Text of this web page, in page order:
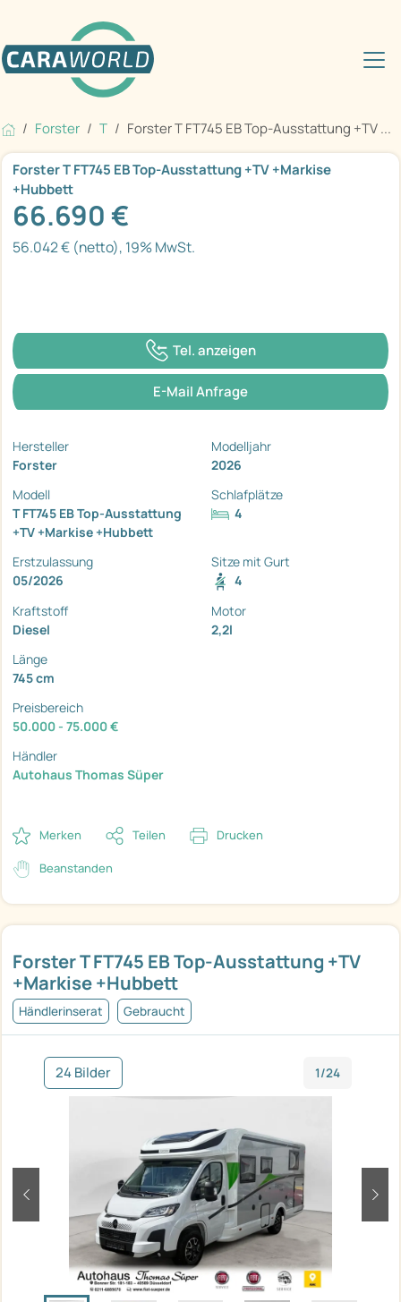
Forster T Forster T FT745 EB Top-Ausstattung +TV ...
Forster T FT745 EB Top-Ausstattung +TV
+Markise +Hubbett
Händlerinserat Gebraucht
24 Bilder 1/24
zurück
Forster T FT745 EB Top-Ausstattung +TV +Markise
+Hubbett
66.690 €
56.042 € (netto), 19% MwSt.
Tel. anzeigen
E-Mail Anfrage
Hersteller
Forster
Modelljahr
2026
Modell
T FT745 EB Top-Ausstattung
+TV +Markise +Hubbett
Schlafplätze
4
Erstzulassung
05/2026
Sitze mit Gurt
4
Kraftstoff
Diesel
Motor
2,2l
Länge
745 cm
Preisbereich
50.000 - 75.000 €
Händler
Autohaus Thomas Süper
Merken Teilen Drucken
Beanstanden